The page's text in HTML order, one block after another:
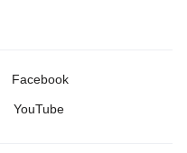
Facebook
YouTube